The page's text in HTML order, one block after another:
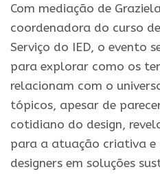
Com mediação de
coordenadora do curso
Serviço do IED, o evento
para explorar como os
relacionam com o
tópicos, apesar de
cotidiano do design,
para a atuação criativa e
designers em soluções